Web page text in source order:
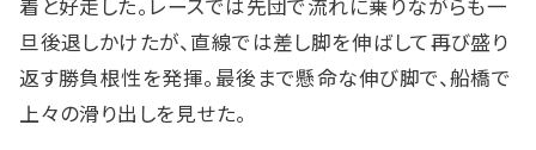
着と好走した。レースでは先団で流れに乗りながらも一
旦後退しかけたが、直線では差し脚を伸ばして再び盛り
返す勝負根性を発揮。最後まで懸命な伸び脚で、船橋で
上々の滑り出しを見せた。